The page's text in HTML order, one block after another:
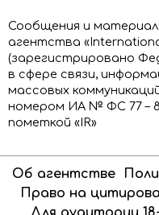
Сообщения и
агентства
(зарегистрировано
в сфере связи,
массовых коммуникаций
номером ИА № ФС 77 –
пометкой «IR»
Об агентстве
Право на